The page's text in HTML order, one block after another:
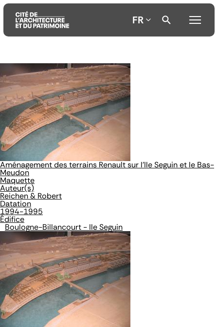
Aller
au
contenu
principal
Aller
au
menu
principal
Aller
à
la
recherche
FR
Aménagement des terrains Renault sur l'Ile Seguin et le Bas-
Meudon
Maquette
Auteur(s)
Reichen & Robert
Datation
1994-1995
Édifice
Boulogne-Billancourt - Ile Seguin